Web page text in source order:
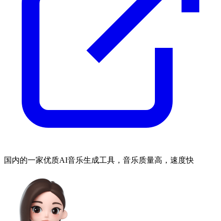
国内的一家优质AI音乐生成工具，音乐质量高，速度快